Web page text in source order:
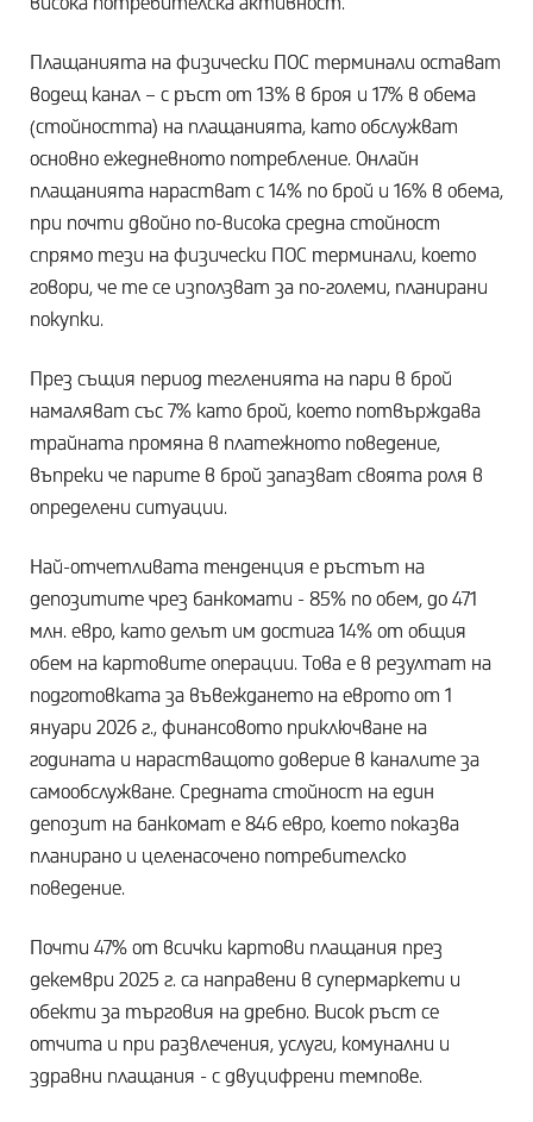
Плащанията на физически ПОС терминали остават
водещ канал – с ръст от 13% в броя и 17% в обема
(стойността) на плащанията, като обслужват
основно ежедневното потребление. Онлайн
плащанията нарастват с 14% по брой и 16% в обема,
при почти двойно по-висока средна стойност
спрямо тези на физически ПОС терминали, което
говори, че те се използват за по-големи, планирани
покупки.
През същия период тегленията на пари в брой
намаляват със 7% като брой, което потвърждава
трайната промяна в платежното поведение,
въпреки че парите в брой запазват своята роля в
определени ситуации.
Най-отчетливата тенденция е ръстът на
депозитите чрез банкомати - 85% по обем, до 471
млн. евро, като делът им достига 14% от общия
обем на картовите операции. Това е в резултат на
подготовката за въвеждането на еврото от 1
януари 2026 г., финансовото приключване на
годината и нарастващото доверие в каналите за
самообслужване. Средната стойност на един
депозит на банкомат е 846 евро, което показва
планирано и целенасочено потребителско
поведение.
Почти 47% от всички картови плащания през
декември 2025 г. са направени в супермаркети и
обекти за търговия на дребно. Висок ръст се
отчита и при развлечения, услуги, комунални и
здравни плащания - с двуцифрени темпове.